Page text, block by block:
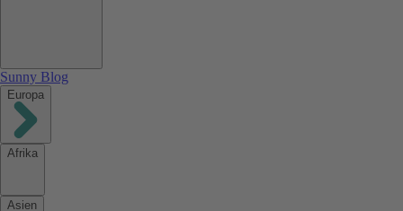
Sunny Blog
Europa
Afrika
Asien